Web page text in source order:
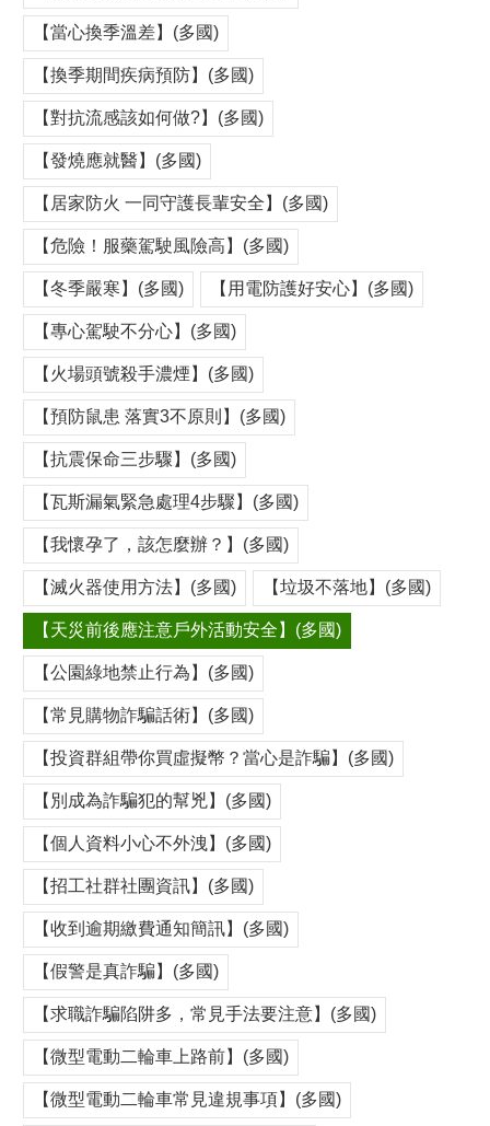
【當心換季溫差】(多國)
【換季期間疾病預防】(多國)
【對抗流感該如何做?】(多國)
【發燒應就醫】(多國)
【居家防火 一同守護長輩安全】(多國)
【危險！服藥駕駛風險高】(多國)
【冬季嚴寒】(多國) 【用電防護好安心】(多國)
【專心駕駛不分心】(多國)
【火場頭號殺手濃煙】(多國)
【預防鼠患 落實3不原則】(多國)
【抗震保命三步驟】(多國)
【瓦斯漏氣緊急處理4步驟】(多國)
【我懷孕了，該怎麼辦？】(多國)
【滅火器使用方法】(多國) 【垃圾不落地】(多國)
【天災前後應注意戶外活動安全】(多國)
【公園綠地禁止行為】(多國)
【常見購物詐騙話術】(多國)
【投資群組帶你買虛擬幣？當心是詐騙】(多國)
【別成為詐騙犯的幫兇】(多國)
【個人資料小心不外洩】(多國)
【招工社群社團資訊】(多國)
【收到逾期繳費通知簡訊】(多國)
【假警是真詐騙】(多國)
【求職詐騙陷阱多，常見手法要注意】(多國)
【微型電動二輪車上路前】(多國)
【微型電動二輪車常見違規事項】(多國)